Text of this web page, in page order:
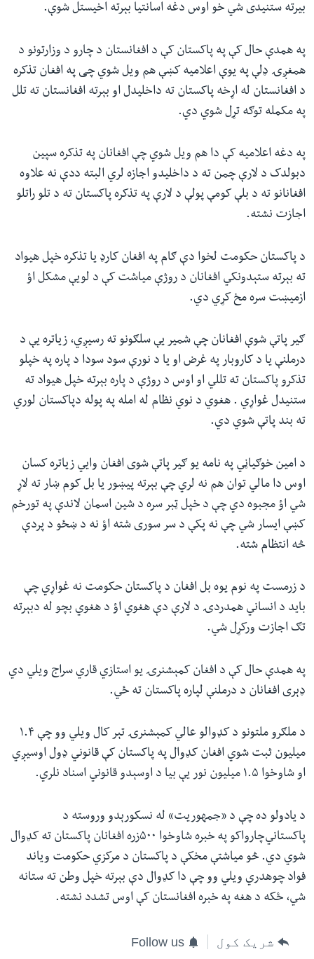
بیرته ستنیدی شي خو اوس دغه اسانتیا بېرته اخیستل شوې.
په همدې حال کې په پاکستان کې د افغانستان د چارو د وزارتونو د
همغږۍ ډلې په یوې اعلامیه کښې هم ویل شوي چی په افغان تذکره
د افغانستان له اړخه پاکستان ته داخلیدل او بېرته افغانستان ته تلل
په مکمله توګه تړل شوي دي.
په دغه اعلامیه کې دا هم ویل شوي چې افغانان په تذکره سپین
دبولدک د لارې چمن ته د داخلیدو اجازه لري البته ددې نه علاوه
افغانانو ته د بلې کومې پولې د لارې په تذکره پاکستان ته د تلو راتلو
اجازت نشته.
د پاکستان حکومت لخوا دې ګام په افغان کارډ یا تذکره خپل هیواد
ته بېرته ستېدونکي افغانان د روژې میاشت کې د لویې مشکل اؤ
ازمیښت سره مخ کړي دي.
ګیر پاتې شوې افغانان چې شمیر یې سلګونو ته رسیږي، زیاتره یې د
درملنې یا د کاروبار په غرض او یا د نورې سود سودا د پاره په خپلو
تذکرو پاکستان ته تللي او اوس د روژې د پاره بېرته خپل هیواد ته
ستنیدل غواړي . هغوي د نوي نظام له امله په پوله دپاکستان لوري
ته بند پاتې شوي دي.
د امین خوګیاڼي په نامه یو ګیر پاتې شوی افغان وایي زیاتره کسان
اوس دا مالي توان هم نه لري چې بېرته پيښور یا بل کوم ښار ته لاړ
شي اؤ مجبوه دي چې د خپل ټبر سره د شین اسمان لاندې په تورخم
کښې ایسار شي چې نه پکې د سر سوری شته اؤ نه د ښځو د پردې
څه انتظام شته.
د زرمست په نوم یوه بل افغان د پاکستان حکومت نه غواړي چې
باید د انساني همدردۍ د لارې دې هغوي اؤ د هغوي بچو له دبېرته
تګ اجازت ورکړل شي.
په همدې حال کې د افغان کمېشنرۍ یو استازي قاري‌ سراج ویلي دي‌
ډېری افغانان د درملنې لپاره پاکستان ته ځي‌.
د ملګرو ملتونو د کډوالو عالي کمېشنرۍ تېر کال ویلي وو چې ۱.۴
میلیون ثبت شوي افغان کډوال په پاکستان کې قانوني ډول اوسیږي
او شاوخوا ۱.۵ میلیون نور یې بیا د اوسېدو قانوني اسناد نلري.
د یادولو ده چې د «جمهوریت» له نسکورېدو وروسته د
پاکستاني‌چارواکو په خبره شاوخوا ۵۰۰زره افغانان پاکستان ته کډوال
شوي دي. څو میاشتې مخکې د پاکستان د مرکزي‌ حکومت ویاند
فواد چوهدري ویلي وو چې دا کډوال دې بېرته خپل وطن ته ستانه
شي، ځکه د هغه په خبره افغانستان کې اوس تشدد نشته.
شریک کول Follow us